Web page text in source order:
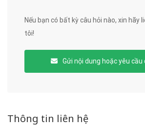
Nếu bạn có bất kỳ câu hỏi nào, xin hãy
tôi!
Gửi nội dung hoặc yêu cầu
Thông tin liên hệ